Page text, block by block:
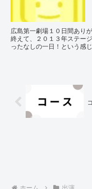
広島第一劇場１０日間あり
終えて、２０１３年ステー
ったなしの一日！という感